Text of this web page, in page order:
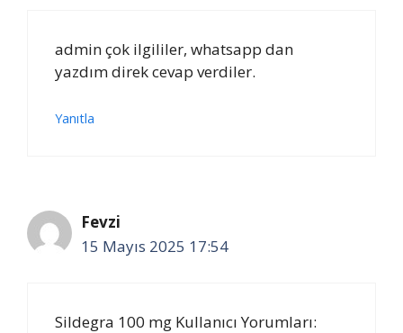
admin çok ilgililer, whatsapp dan
yazdım direk cevap verdiler.
Yanıtla
Fevzi
15 Mayıs 2025 17:54
Sildegra 100 mg Kullanıcı Yorumları: